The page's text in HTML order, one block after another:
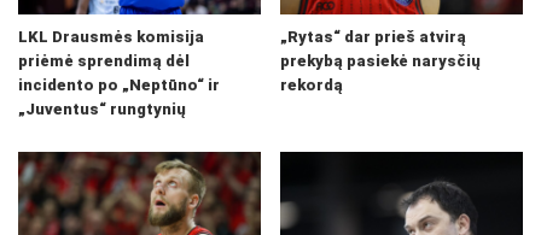
LKL Drausmės komisija
priėmė sprendimą dėl
incidento po „Neptūno“ ir
„Juventus“ rungtynių
„Rytas“ dar prieš atvirą
prekybą pasiekė narysčių
rekordą